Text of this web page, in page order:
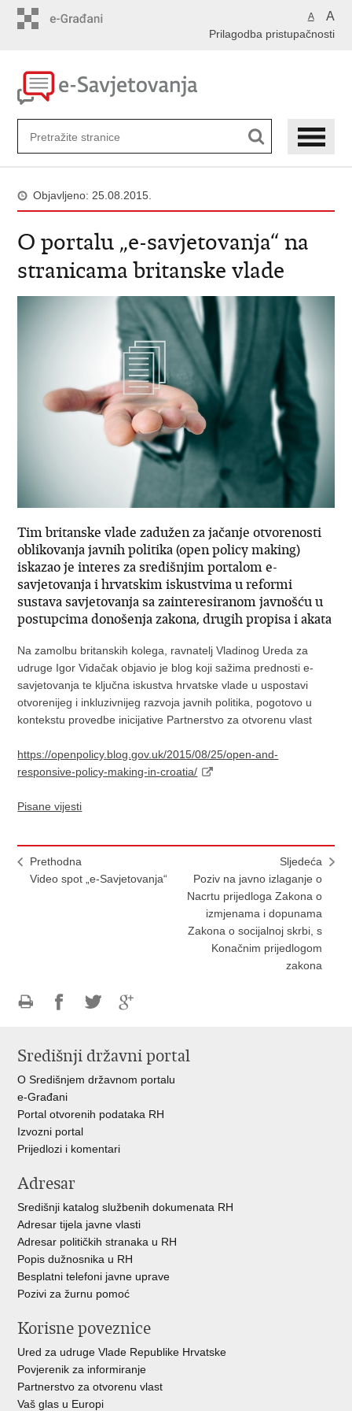
A A
Prilagodba pristupačnosti
Objavljeno: 25.08.2015.
O portalu „e-savjetovanja“ na
stranicama britanske vlade
Tim britanske vlade zadužen za jačanje otvorenosti
oblikovanja javnih politika (open policy making)
iskazao je interes za središnjim portalom e-
savjetovanja i hrvatskim iskustvima u reformi
sustava savjetovanja sa zainteresiranom javnošću u
postupcima donošenja zakona, drugih propisa i akata
Na zamolbu britanskih kolega, ravnatelj Vladinog Ureda za
udruge Igor Vidačak objavio je blog koji sažima prednosti e-
savjetovanja te ključna iskustva hrvatske vlade u uspostavi
otvorenijeg i inkluzivnijeg razvoja javnih politika, pogotovo u
kontekstu provedbe inicijative Partnerstvo za otvorenu vlast
https://openpolicy.blog.gov.uk/2015/08/25/open-and-
responsive-policy-making-in-croatia/
Pisane vijesti
Prethodna
Video spot „e-Savjetovanja“
Sljedeća
Poziv na javno izlaganje o
Nacrtu prijedloga Zakona o
izmjenama i dopunama
Zakona o socijalnoj skrbi, s
Konačnim prijedlogom
zakona
FacebookuTwitteruGoogle
Središnji državni portal
O Središnjem državnom portalu
e-Građani
Portal otvorenih podataka RH
Izvozni portal
Prijedlozi i komentari
Adresar
Središnji katalog službenih dokumenata RH
Adresar tijela javne vlasti
Adresar političkih stranaka u RH
Popis dužnosnika u RH
Besplatni telefoni javne uprave
Pozivi za žurnu pomoć
Korisne poveznice
Ured za udruge Vlade Republike Hrvatske
Povjerenik za informiranje
Partnerstvo za otvorenu vlast
Vaš glas u Europi